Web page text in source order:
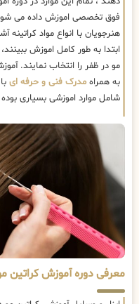
فوق تخصصی اموزش داده می
هنرجویان با انواع مواد
ابتدا به طور کامل اموزش
مو در ظفر را انتخاب نمایند.
به همراه مدرک فنی و حرفه ای
شامل موارد اموزشی بسیاری
معرفی دوره آموزش کراتین